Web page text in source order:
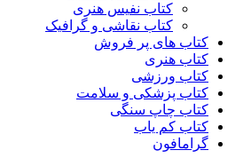
کتاب نفیس هنری
کتاب نقاشی و گرافیک
کتاب های پر فروش
کتاب هنری
کتاب ورزشی
کتاب پزشکی و سلامت
کتاب چاپ سنگی
کتاب کم یاب
گرامافون